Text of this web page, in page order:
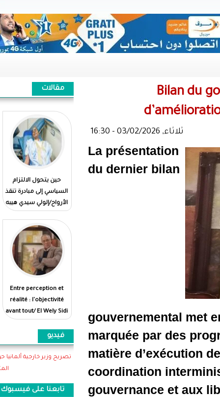
La
du
matière
Quand l'engagement
politique se traduit par
un geste qui sauve des
Heiba
بين الانطباع والواقع...
الموضوعية أولى/الولي
سيدي هيبه
فيديو
تصريح وزير خارجية ألمانيا حول اهمية موريتانيا وتعاونها
تابعنا على فيسبوك